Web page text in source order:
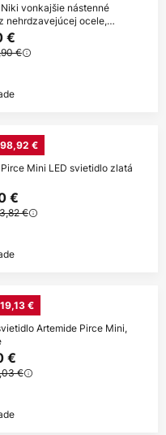
vonkajšie nástenné
nehrdzavejúcej ocele,
€
€
€
Mini LED svietidlo zlatá
€
€
€
Artemide Pirce Mini,
€
€